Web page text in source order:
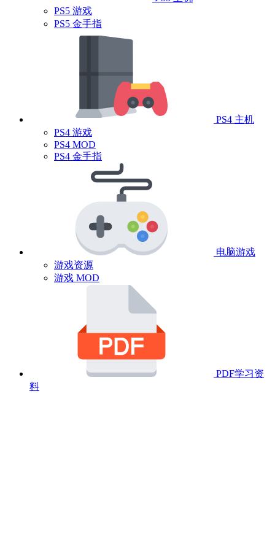
PS5 游戏
PS5 金手指
PS4 主机
PS4 游戏
PS4 MOD
PS4 金手指
电脑游戏
游戏资源
游戏 MOD
PDF学习资
料